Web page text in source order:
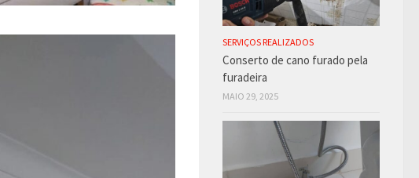
SERVIÇOS REALIZADOS
Conserto de cano furado pela
furadeira
MAIO 29, 2025